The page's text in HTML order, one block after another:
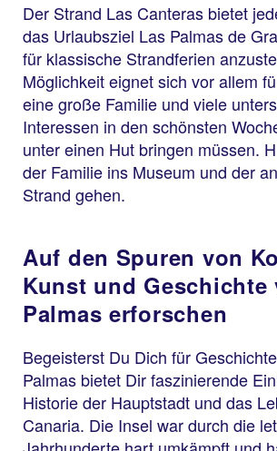
Der Strand Las Canteras bietet
das Urlaubsziel Las Palmas de
für klassische Strandferien
Möglichkeit eignet sich vor allem
eine große Familie und viele
Interessen in den schönsten
unter einen Hut bringen müssen.
der Familie ins Museum und der
Strand gehen.
Auf den Spuren von
Kunst und Geschichte
Palmas erforschen
Begeisterst Du Dich für
Palmas bietet Dir faszinierende
Historie der Hauptstadt und das
Canaria. Die Insel war durch die